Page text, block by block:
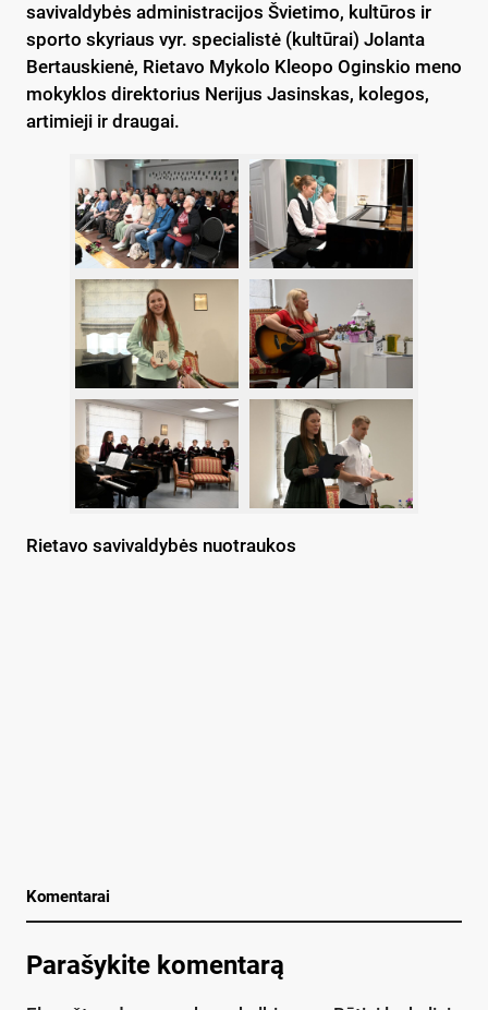
savivaldybės administracijos Švietimo, kultūros ir
sporto skyriaus vyr. specialistė (kultūrai) Jolanta
Bertauskienė, Rietavo Mykolo Kleopo Oginskio meno
mokyklos direktorius Nerijus Jasinskas, kolegos,
artimieji ir draugai.
Rietavo savivaldybės nuotraukos
Komentarai
Parašykite komentarą